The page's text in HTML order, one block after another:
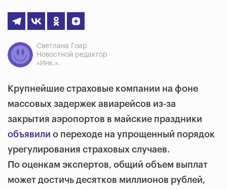
Светлана Гоар
Новостной редактор
«Инк.».
Крупнейшие страховые компании на фоне
массовых задержек авиарейсов из-за
закрытия аэропортов в майские праздники
объявили о переходе на упрощенный порядок
урегулирования страховых случаев.
По оценкам экспертов, общий объем выплат
может достичь десятков миллионов рублей,